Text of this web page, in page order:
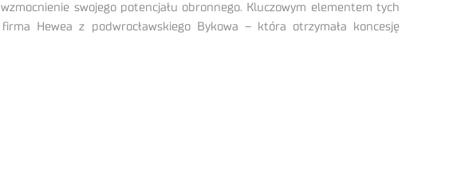
swojego potencjału obronnego. Kluczowym elementem tych
Hewea z podwrocławskiego Bykowa – która otrzymała koncesję